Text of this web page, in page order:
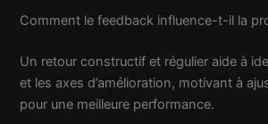
Comment le feedback influence-t-il la
Un retour constructif et régulier aide à
et les axes d’amélioration, motivant à
pour une meilleure performance.